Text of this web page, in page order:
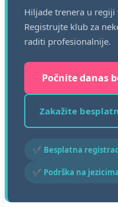
Hiljade trenera u regiji
Registrujte klub za
raditi profesionalnije.
Počnite danas
Zakažite
✔ Besplatna
✔ Podrška na